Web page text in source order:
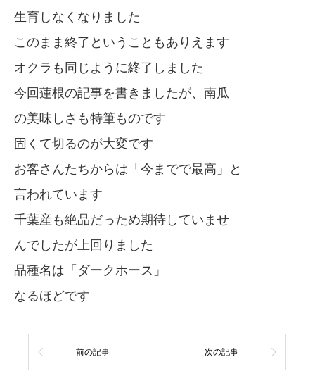
生育しなくなりました
このまま終了ということもありえます
オクラも同じように終了しました
今回蓮根の記事を書きましたが、南瓜
の美味しさも特筆ものです
固くて切るのが大変です
お客さんたちからは「今までで最高」と
言われています
千葉産も絶品だっため期待していませ
んでしたが上回りました
品種名は「ダークホース」
なるほどです
前の記事 次の記事